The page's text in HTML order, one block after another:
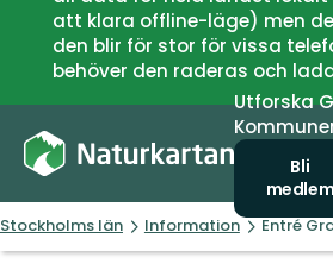
att klara offline-läge) men
den blir för stor för vissa
behöver den raderas och
Utforska
Bli
medlem
Stockholms län Information Entré